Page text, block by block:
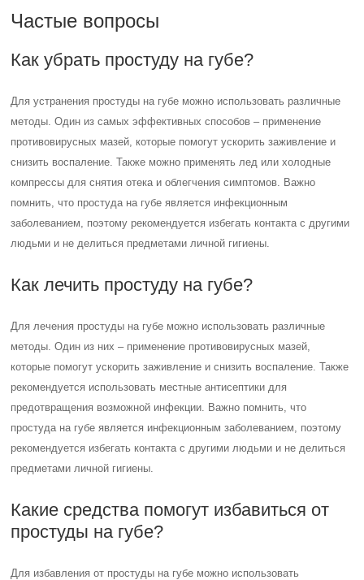
Частые вопросы
Как убрать простуду на губе?
Для устранения простуды на губе можно использовать различные
методы. Один из самых эффективных способов – применение
противовирусных мазей, которые помогут ускорить заживление и
снизить воспаление. Также можно применять лед или холодные
компрессы для снятия отека и облегчения симптомов. Важно
помнить, что простуда на губе является инфекционным
заболеванием, поэтому рекомендуется избегать контакта с другими
людьми и не делиться предметами личной гигиены.
Как лечить простуду на губе?
Для лечения простуды на губе можно использовать различные
методы. Один из них – применение противовирусных мазей,
которые помогут ускорить заживление и снизить воспаление. Также
рекомендуется использовать местные антисептики для
предотвращения возможной инфекции. Важно помнить, что
простуда на губе является инфекционным заболеванием, поэтому
рекомендуется избегать контакта с другими людьми и не делиться
предметами личной гигиены.
Какие средства помогут избавиться от
простуды на губе?
Для избавления от простуды на губе можно использовать